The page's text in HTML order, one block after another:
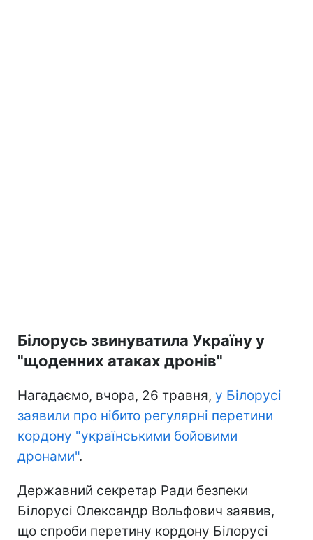
Білорусь звинуватила Україну у
"щоденних атаках дронів"
Нагадаємо, вчора, 26 травня, у Білорусі
заявили про нібито регулярні перетини
кордону "українськими бойовими
дронами".
Державний секретар Ради безпеки
Білорусі Олександр Вольфович заявив,
що спроби перетину кордону Білорусі